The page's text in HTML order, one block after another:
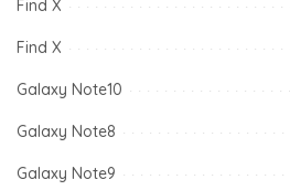
Find X
Find X
Galaxy Note10
Galaxy Note8
Galaxy Note9